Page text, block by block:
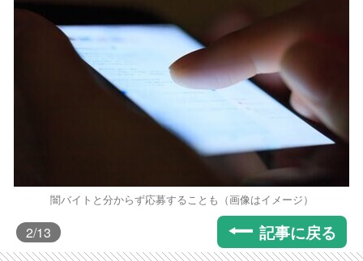
闇バイトと分からず応募することも（画像はイメージ）
2/13 記事に戻る